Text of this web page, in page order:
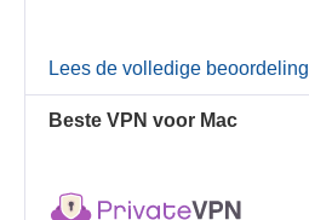
Lees de volledige beoordeling
Beste VPN voor Mac